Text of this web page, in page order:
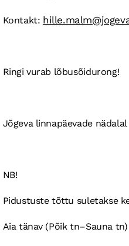
Kontakt:
Ringi vurab lõbusõidurong!
Jõgeva linnapäevade
NB!
Pidustuste tõttu suletakse
Aia tänav (Põik tn–Sauna tn)